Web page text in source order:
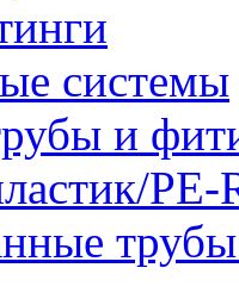
системы
и